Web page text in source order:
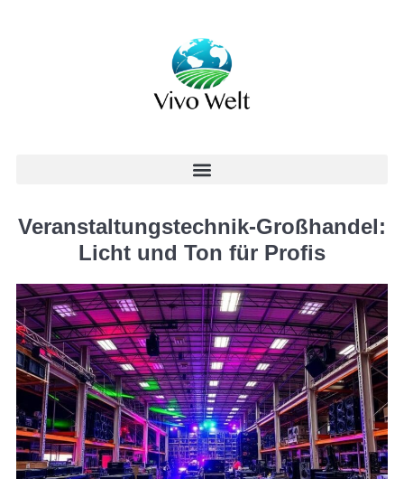
Veranstaltungstechnik-Großhandel:
Licht und Ton für Profis